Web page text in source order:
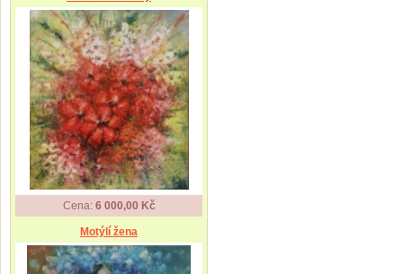
Cena: 6 000,00 Kč
Motýlí žena